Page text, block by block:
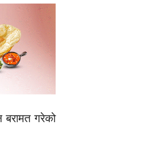
बरामत गरेको